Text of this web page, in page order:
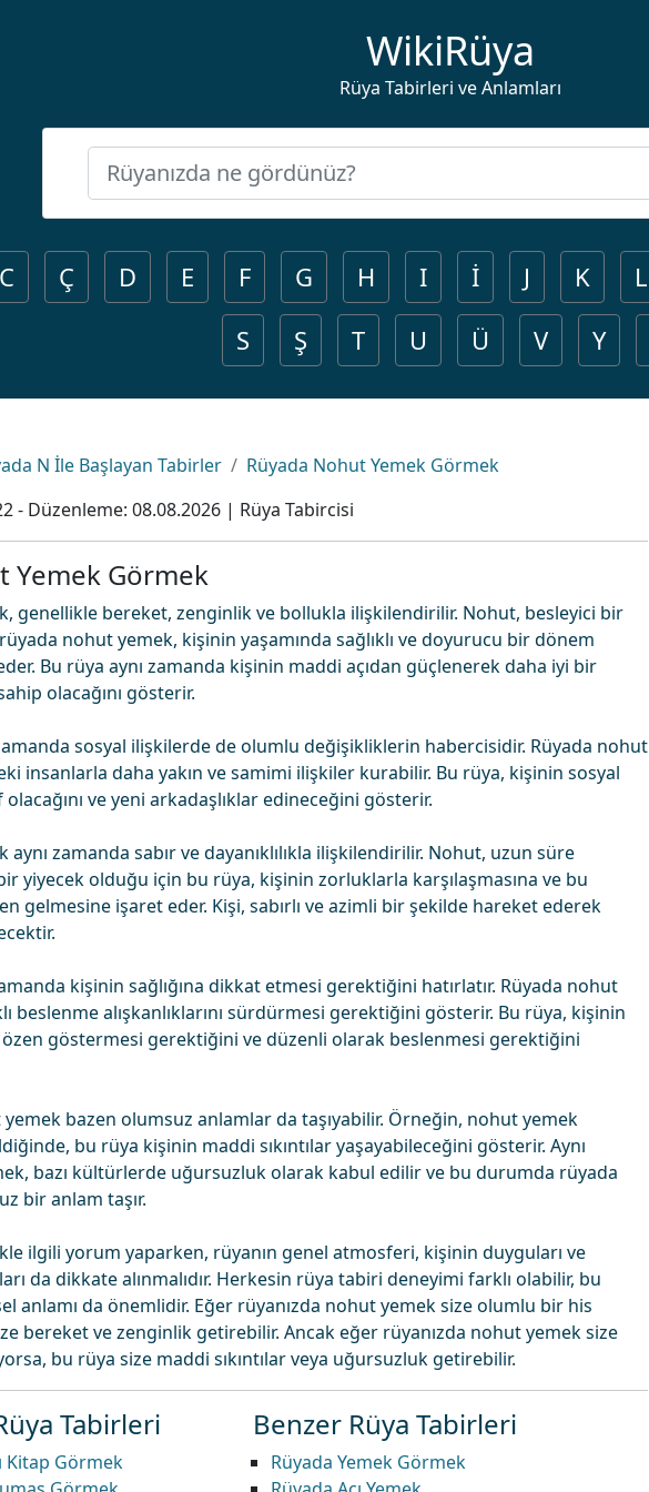
WikiRüya
Rüya Tabirleri ve Anlamları
C Ç D E F G H I İ J K L
S
Ş T U Ü V Y
N İle Başlayan Tabirler
Rüyada Nohut Yemek Görmek
- Düzenleme: 08.08.2026 | Rüya Tabircisi
Yemek Görmek
genellikle bereket, zenginlik ve bollukla ilişkilendirilir. Nohut, besleyici bir
nohut yemek, kişinin yaşamında sağlıklı ve doyurucu bir dönem
Bu rüya aynı zamanda kişinin maddi açıdan güçlenerek daha iyi bir
olacağını gösterir.
sosyal ilişkilerde de olumlu değişikliklerin habercisidir. Rüyada nohut
insanlarla daha yakın ve samimi ilişkiler kurabilir. Bu rüya, kişinin sosyal
ve yeni arkadaşlıklar edineceğini gösterir.
aynı zamanda sabır ve dayanıklılıkla ilişkilendirilir. Nohut, uzun süre
yiyecek olduğu için bu rüya, kişinin zorluklarla karşılaşmasına ve bu
gelmesine işaret eder. Kişi, sabırlı ve azimli bir şekilde hareket ederek
kişinin sağlığına dikkat etmesi gerektiğini hatırlatır. Rüyada nohut
beslenme alışkanlıklarını sürdürmesi gerektiğini gösterir. Bu rüya, kişinin
özen göstermesi gerektiğini ve düzenli olarak beslenmesi gerektiğini
bazen olumsuz anlamlar da taşıyabilir. Örneğin, nohut yemek
bu rüya kişinin maddi sıkıntılar yaşayabileceğini gösterir. Aynı
bazı kültürlerde uğursuzluk olarak kabul edilir ve bu durumda rüyada
bir anlam taşır.
ilgili yorum yaparken, rüyanın genel atmosferi, kişinin duyguları ve
da dikkate alınmalıdır. Herkesin rüya tabiri deneyimi farklı olabilir, bu
anlamı da önemlidir. Eğer rüyanızda nohut yemek size olumlu bir his
bereket ve zenginlik getirebilir. Ancak eğer rüyanızda nohut yemek size
bu rüya size maddi sıkıntılar veya uğursuzluk getirebilir.
Tabirleri
Kitap Görmek
Benzer Rüya Tabirleri
Rüyada Yemek Görmek